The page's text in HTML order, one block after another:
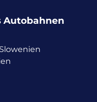
Autobahnen
Slowenien